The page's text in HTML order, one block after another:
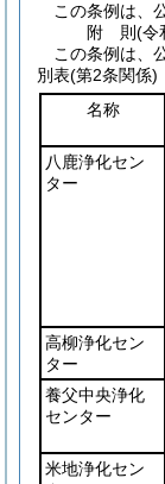
この条例は、
附 則(令
この条例は、
別表(第2条関係)
名称
八鹿浄化セン
ター
高柳浄化セン
ター
養父中央浄化
センター
米地浄化セン